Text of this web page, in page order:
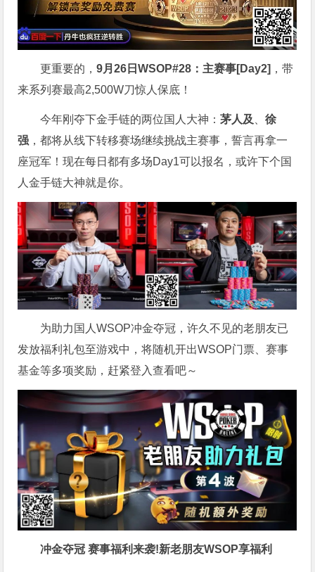
更重要的，9月26日WSOP#28：主赛事[Day2] ，带
来系列赛最高2,500W刀惊人保底！
今年刚夺下金手链的两位国人大神：茅人及 、徐
强 ，都将从线下转移赛场继续挑战主赛事，誓言再拿一
座冠军！现在每日都有多场Day1可以报名，或许下个国
人金手链大神就是你。
为助力国人WSOP冲金夺冠，许久不见的老朋友已
发放福利礼包至游戏中，将随机开出WSOP门票、赛事
基金等多项奖励，赶紧登入查看吧～
冲金夺冠 赛事福利来袭!新老朋友WSOP享福利